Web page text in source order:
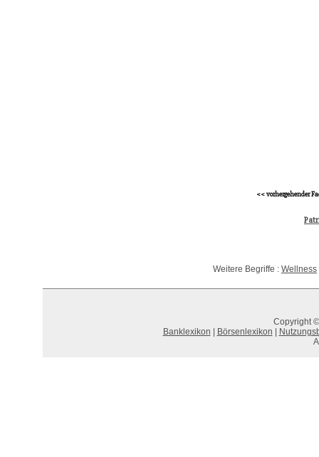
<< vorhergehender
Weitere Begriffe : Wellness
Copyright
Banklexikon
Börsenlexikon